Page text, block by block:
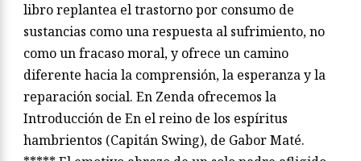
libro replantea el trastorno por consumo de
sustancias como una respuesta al sufrimiento, no
como un fracaso moral, y ofrece un camino
diferente hacia la comprensión, la esperanza y la
reparación social. En Zenda ofrecemos la
Introducción de En el reino de los espíritus
hambrientos (Capitán Swing), de Gabor Maté.